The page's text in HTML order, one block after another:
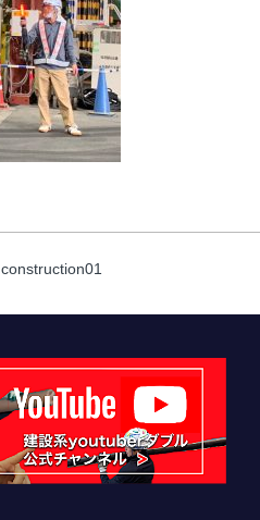
construction01